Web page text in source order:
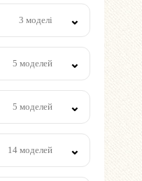
3 моделі
5 моделей
5 моделей
14 моделей